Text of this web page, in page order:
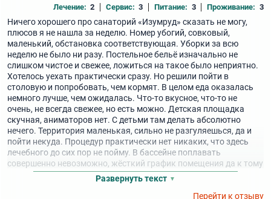
Лечение: 2 Сервис: 3 Питание: 3 Проживание: 3
Ничего хорошего про санаторий «Изумруд» сказать не могу,
плюсов я не нашла за неделю. Номер убогий, совковый,
маленький, обстановка соответствующая. Уборки за всю
неделю не было ни разу. Постельное бельё изначально не
слишком чистое и свежее, ложиться на такое было неприятно.
Хотелось уехать практически сразу. Но решили пойти в
столовую и попробовать, чем кормят. В целом еда оказалась
немного лучше, чем ожидалась. Что-то вкусное, что-то не
очень, не всегда свежее, но есть можно. Детская площадка
скучная, аниматоров нет. С детьми там делать абсолютно
нечего. Территория маленькая, сильно не разгуляешься, да и
пойти некуда. Процедур практически нет никаких, что здесь
лечебного до сих пор не пойму. В бассейне поплавать
совершенно невозможно, жёсткий график помещения да к тому
же правила нам тоже не подошли. В общем, если хотите
отдохнуть - ищите другое место.
Развернуть текст
Перейти к отзыву